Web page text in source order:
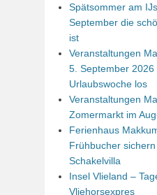
Spätsommer am
September die
ist
Veranstaltungen
5. September
Urlaubswoche los
Veranstaltungen
Zomermarkt im
Ferienhaus
Frühbucher
Schakelvilla
Insel Vlieland –
Vliehorsexpres